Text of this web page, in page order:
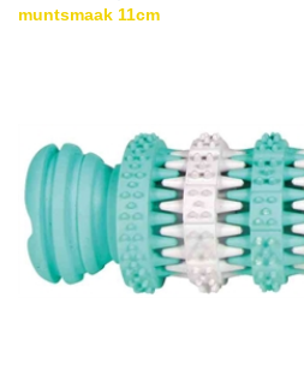
muntsmaak 11cm